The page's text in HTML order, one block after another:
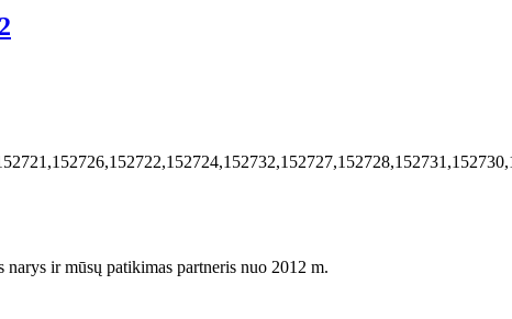
narys ir mūsų patikimas partneris nuo 2012 m.